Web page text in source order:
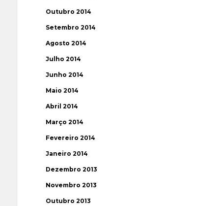
Outubro 2014
Setembro 2014
Agosto 2014
Julho 2014
Junho 2014
Maio 2014
Abril 2014
Março 2014
Fevereiro 2014
Janeiro 2014
Dezembro 2013
Novembro 2013
Outubro 2013